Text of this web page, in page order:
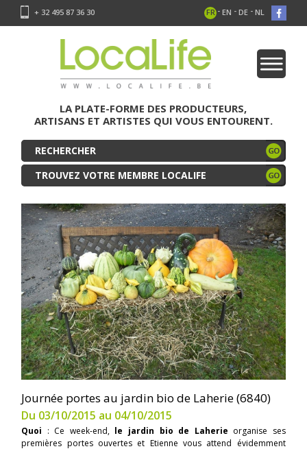
+ 32 495 87 36 30 FR - EN - DE - NL
LA PLATE-FORME DES PRODUCTEURS,
ARTISANS ET ARTISTES QUI VOUS ENTOURENT.
TROUVEZ VOTRE MEMBRE LOCALIFE
Journée portes au jardin bio de Laherie (6840)
Du 03/10/2015 au 04/10/2015
Quoi : Ce week-end, le jardin bio de Laherie organise ses
premières portes ouvertes et Etienne vous attend évidemment